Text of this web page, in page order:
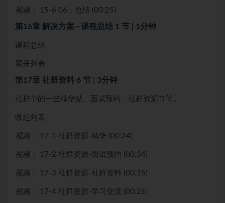
视频： 15-6 06：总结 (00:25)
第16章 解决方案—课程总结 1 节 | 1分钟
课程总结
展开列表
第17章 社群资料 6 节 | 3分钟
社群中的一些精华贴、面试预约、社群资源等等。
收起列表
视频： 17-1 社群资源-精华 (00:24)
视频： 17-2 社群资源-面试预约 (00:34)
视频： 17-3 社群资源-社群资料 (00:15)
视频： 17-4 社群资源-学习交流 (00:26)